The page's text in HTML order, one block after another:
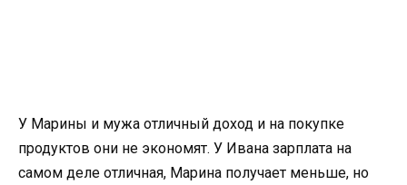
У Марины и мужа отличный доход и на покупке
продуктов они не экономят. У Ивана зарплата на
самом деле отличная, Марина получает меньше, но